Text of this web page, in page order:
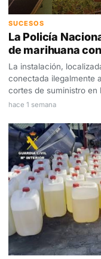
SUCESOS
La Policía
de marihuana
La instalación,
conectada ilegalmente
cortes de suministro en
hace 1 semana